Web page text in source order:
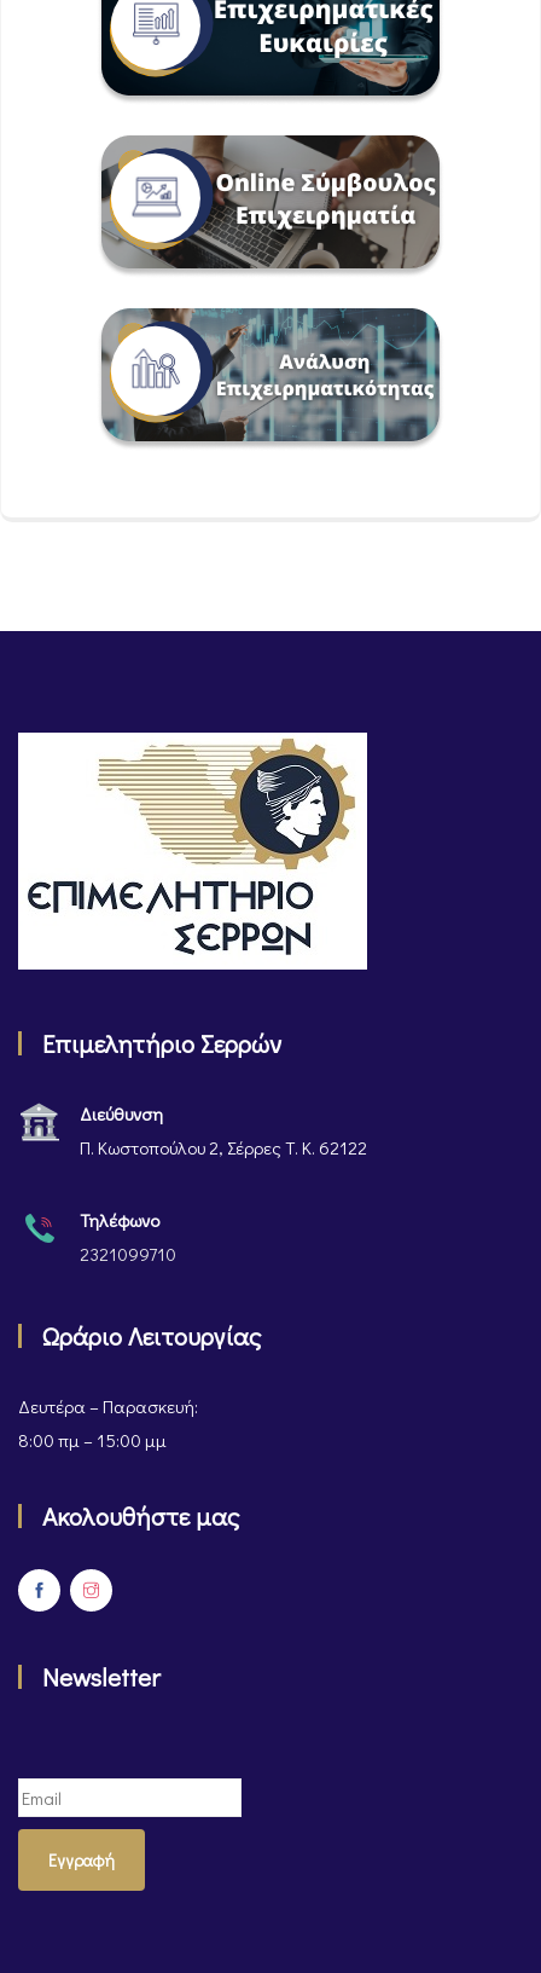
Επιμελητήριο Σερρών
Διεύθυνση
Π. Κωστοπούλου 2, Σέρρες Τ. Κ. 62122
Τηλέφωνο
2321099710
Ωράριο Λειτουργίας
Δευτέρα – Παρασκευή:
8:00 πμ – 15:00 μμ
Ακολουθήστε μας
Newsletter
Εγγραφή